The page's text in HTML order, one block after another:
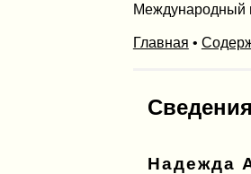
Международный
Главная •
Надежда